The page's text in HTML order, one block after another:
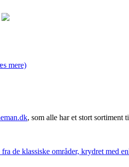
mere)
, som alle har et stort sortiment
de klassiske områder, krydret med